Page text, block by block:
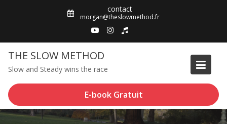
contact
morgan@theslowmethod.fr
THE SLOW METHOD
Slow and Steady wins the race
E-book Gratuit